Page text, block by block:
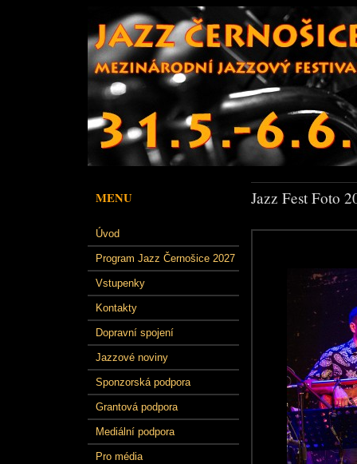
MENU
Úvod
Program Jazz Černošice 2027
Vstupenky
Kontakty
Dopravní spojení
Jazzové noviny
Sponzorská podpora
Grantová podpora
Mediální podpora
Pro média
Jazz Fest Foto